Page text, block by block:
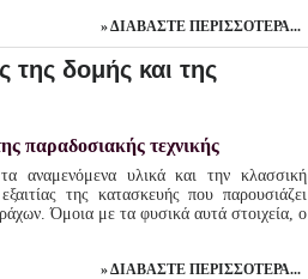
ΔΙΑΒΆΣΤΕ ΠΕΡΙΣΣΌΤΕΡΑ...
δομής και της
αναμενόμενα υλικά και την κλασσική
της κατασκευής που παρουσιάζει
Όμοια με τα φυσικά αυτά στοιχεία, ο
ΔΙΑΒΆΣΤΕ ΠΕΡΙΣΣΌΤΕΡΑ...